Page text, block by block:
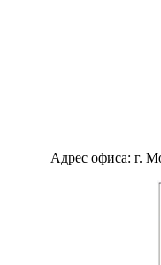
Адрес офиса: г.